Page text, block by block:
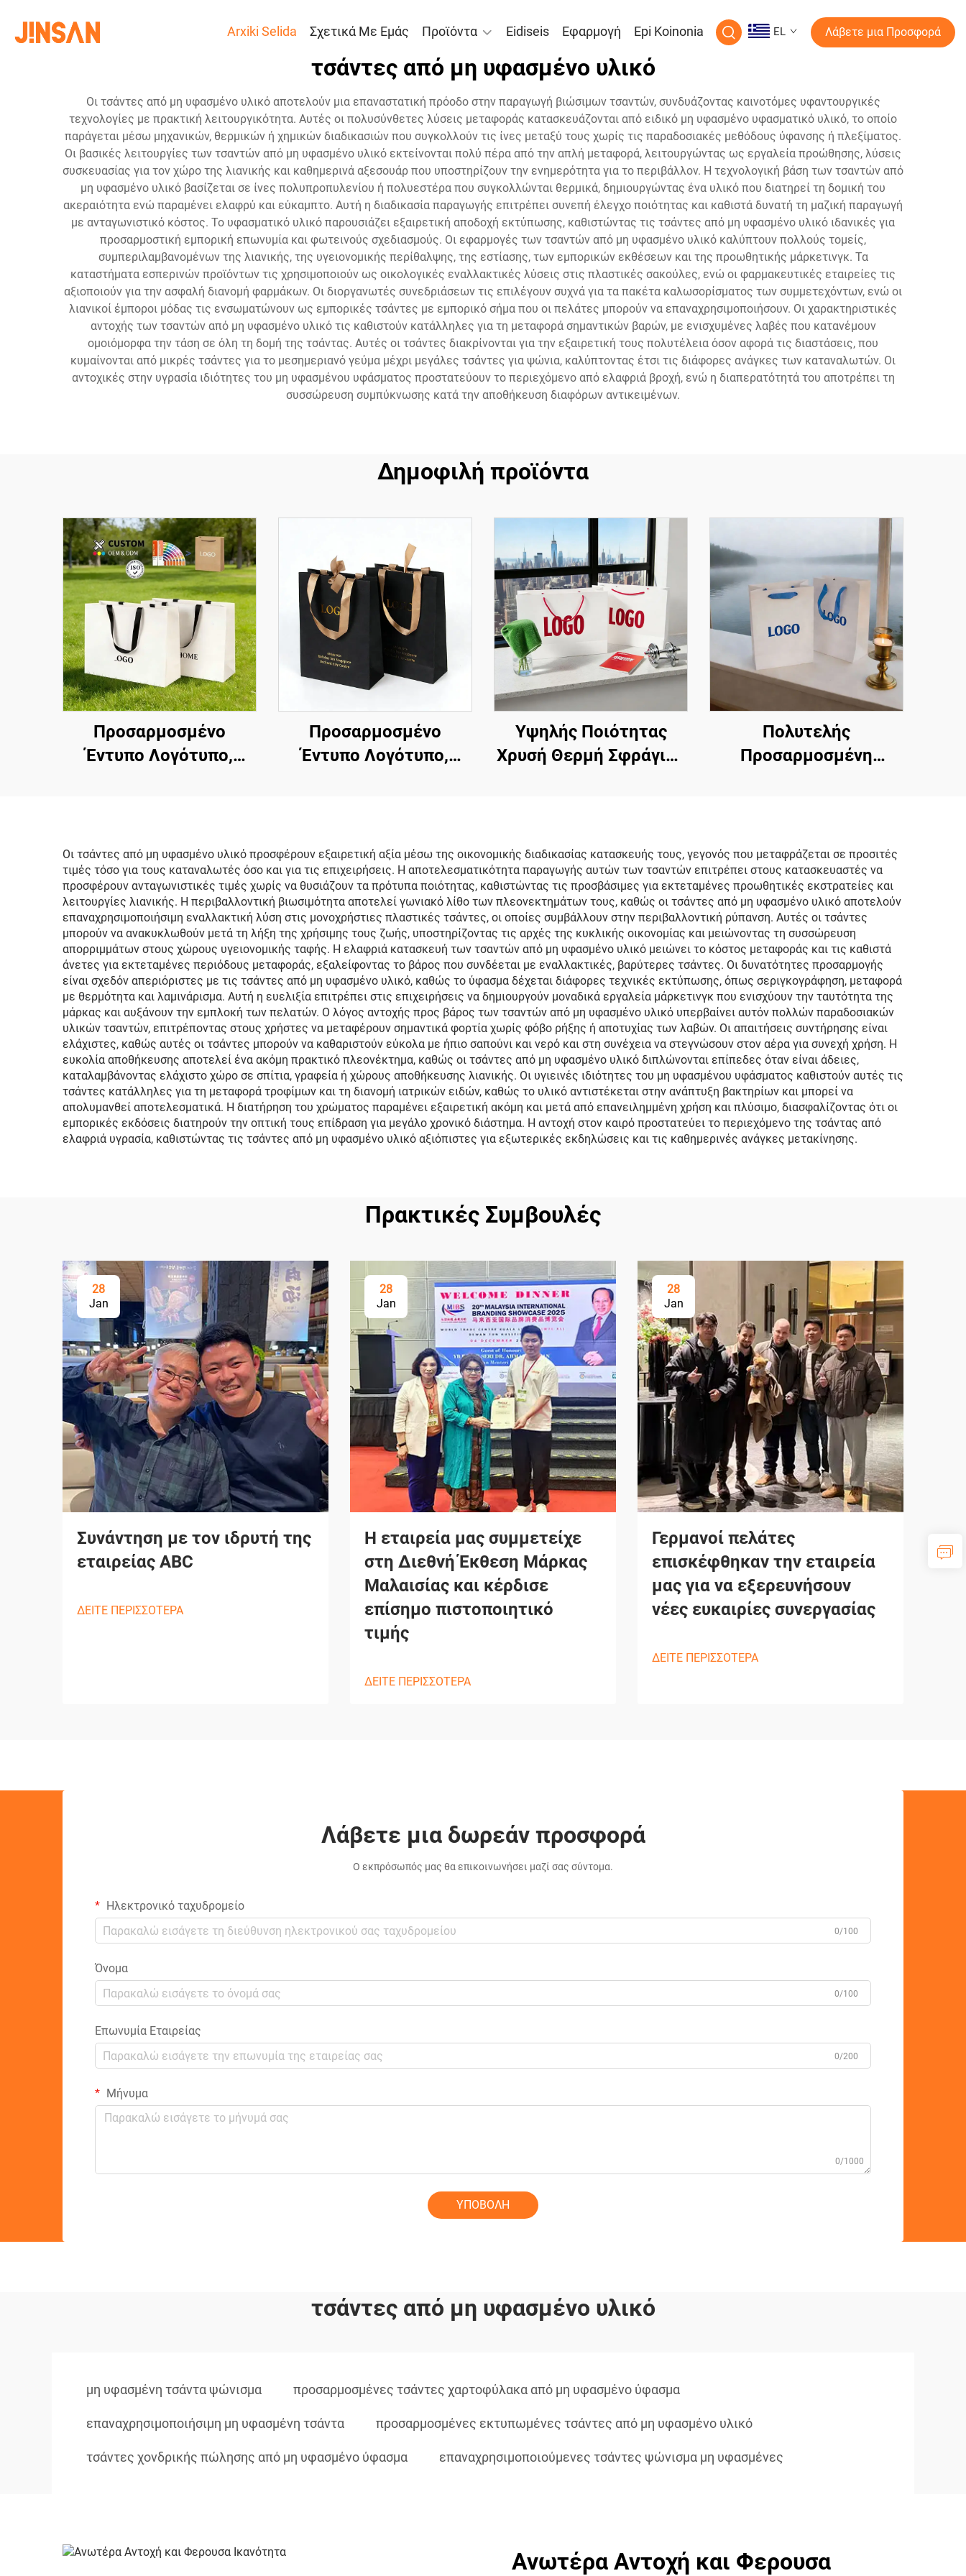
Arxiki Selida Σχετικά Με Εμάς Προϊόντα Eidiseis Εφαρμογή Epi Koinonia EL Λάβετε μια Προσφορά
τσάντες από μη υφασμένο υλικό
Οι τσάντες από μη υφασμένο υλικό αποτελούν μια επαναστατική πρόοδο στην παραγωγή βιώσιμων τσαντών, συνδυάζοντας καινοτόμες υφαντουργικές
τεχνολογίες με πρακτική λειτουργικότητα. Αυτές οι πολυσύνθετες λύσεις μεταφοράς κατασκευάζονται από ειδικό μη υφασμένο υφασματικό υλικό, το οποίο
παράγεται μέσω μηχανικών, θερμικών ή χημικών διαδικασιών που συγκολλούν τις ίνες μεταξύ τους χωρίς τις παραδοσιακές μεθόδους ύφανσης ή πλεξίματος.
Οι βασικές λειτουργίες των τσαντών από μη υφασμένο υλικό εκτείνονται πολύ πέρα από την απλή μεταφορά, λειτουργώντας ως εργαλεία προώθησης, λύσεις
συσκευασίας για τον χώρο της λιανικής και καθημερινά αξεσουάρ που υποστηρίζουν την ενημερότητα για το περιβάλλον. Η τεχνολογική βάση των τσαντών από
μη υφασμένο υλικό βασίζεται σε ίνες πολυπροπυλενίου ή πολυεστέρα που συγκολλώνται θερμικά, δημιουργώντας ένα υλικό που διατηρεί τη δομική του
ακεραιότητα ενώ παραμένει ελαφρύ και εύκαμπτο. Αυτή η διαδικασία παραγωγής επιτρέπει συνεπή έλεγχο ποιότητας και καθιστά δυνατή τη μαζική παραγωγή
με ανταγωνιστικό κόστος. Το υφασματικό υλικό παρουσιάζει εξαιρετική αποδοχή εκτύπωσης, καθιστώντας τις τσάντες από μη υφασμένο υλικό ιδανικές για
προσαρμοστική εμπορική επωνυμία και φωτεινούς σχεδιασμούς. Οι εφαρμογές των τσαντών από μη υφασμένο υλικό καλύπτουν πολλούς τομείς,
συμπεριλαμβανομένων της λιανικής, της υγειονομικής περίθαλψης, της εστίασης, των εμπορικών εκθέσεων και της προωθητικής μάρκετινγκ. Τα
καταστήματα εσπερινών προϊόντων τις χρησιμοποιούν ως οικολογικές εναλλακτικές λύσεις στις πλαστικές σακούλες, ενώ οι φαρμακευτικές εταιρείες τις
αξιοποιούν για την ασφαλή διανομή φαρμάκων. Οι διοργανωτές συνεδριάσεων τις επιλέγουν συχνά για τα πακέτα καλωσορίσματος των συμμετεχόντων, ενώ οι
λιανικοί έμποροι μόδας τις ενσωματώνουν ως εμπορικές τσάντες με εμπορικό σήμα που οι πελάτες μπορούν να επαναχρησιμοποιήσουν. Οι χαρακτηριστικές
αντοχής των τσαντών από μη υφασμένο υλικό τις καθιστούν κατάλληλες για τη μεταφορά σημαντικών βαρών, με ενισχυμένες λαβές που κατανέμουν
ομοιόμορφα την τάση σε όλη τη δομή της τσάντας. Αυτές οι τσάντες διακρίνονται για την εξαιρετική τους πολυτέλεια όσον αφορά τις διαστάσεις, που
κυμαίνονται από μικρές τσάντες για το μεσημεριανό γεύμα μέχρι μεγάλες τσάντες για ψώνια, καλύπτοντας έτσι τις διάφορες ανάγκες των καταναλωτών. Οι
αντοχικές στην υγρασία ιδιότητες του μη υφασμένου υφάσματος προστατεύουν το περιεχόμενο από ελαφριά βροχή, ενώ η διαπερατότητά του αποτρέπει τη
συσσώρευση συμπύκνωσης κατά την αποθήκευση διαφόρων αντικειμένων.
Δημοφιλή προϊόντα
Προσαρμοσμένο
Έντυπο Λογότυπο,
Συσκευασία
Κοσμημάτων και
Ρούχων
Προσαρμοσμένο
Έντυπο Λογότυπο,
Κορδόνι,
Προσαρμοσμένες
Τσάντες Ψώνισμα με
Λογότυπα
Υψηλής Ποιότητας
Χρυσή Θερμή Σφράγιση
Λαβή, Προσαρμοσμένες
Χαρτίνες Τσάντες
Ψώνισμα για Μπουτίκ
Πολυτελής
Προσαρμοσμένη
Πολυτελής Κατάστημα,
Προσαρμοσμένες Δώρο
Τσάντες Κοσμημάτων
Οι τσάντες από μη υφασμένο υλικό προσφέρουν εξαιρετική αξία μέσω της οικονομικής διαδικασίας κατασκευής τους, γεγονός που μεταφράζεται σε προσιτές
τιμές τόσο για τους καταναλωτές όσο και για τις επιχειρήσεις. Η αποτελεσματικότητα παραγωγής αυτών των τσαντών επιτρέπει στους κατασκευαστές να
προσφέρουν ανταγωνιστικές τιμές χωρίς να θυσιάζουν τα πρότυπα ποιότητας, καθιστώντας τις προσβάσιμες για εκτεταμένες προωθητικές εκστρατείες και
λειτουργίες λιανικής. Η περιβαλλοντική βιωσιμότητα αποτελεί γωνιακό λίθο των πλεονεκτημάτων τους, καθώς οι τσάντες από μη υφασμένο υλικό αποτελούν
επαναχρησιμοποιήσιμη εναλλακτική λύση στις μονοχρήστιες πλαστικές τσάντες, οι οποίες συμβάλλουν στην περιβαλλοντική ρύπανση. Αυτές οι τσάντες
μπορούν να ανακυκλωθούν μετά τη λήξη της χρήσιμης τους ζωής, υποστηρίζοντας τις αρχές της κυκλικής οικονομίας και μειώνοντας τη συσσώρευση
απορριμμάτων στους χώρους υγειονομικής ταφής. Η ελαφριά κατασκευή των τσαντών από μη υφασμένο υλικό μειώνει το κόστος μεταφοράς και τις καθιστά
άνετες για εκτεταμένες περιόδους μεταφοράς, εξαλείφοντας το βάρος που συνδέεται με εναλλακτικές, βαρύτερες τσάντες. Οι δυνατότητες προσαρμογής
είναι σχεδόν απεριόριστες με τις τσάντες από μη υφασμένο υλικό, καθώς το ύφασμα δέχεται διάφορες τεχνικές εκτύπωσης, όπως σεριγκογράφηση, μεταφορά
με θερμότητα και λαμινάρισμα. Αυτή η ευελιξία επιτρέπει στις επιχειρήσεις να δημιουργούν μοναδικά εργαλεία μάρκετινγκ που ενισχύουν την ταυτότητα της
μάρκας και αυξάνουν την εμπλοκή των πελατών. Ο λόγος αντοχής προς βάρος των τσαντών από μη υφασμένο υλικό υπερβαίνει αυτόν πολλών παραδοσιακών
υλικών τσαντών, επιτρέποντας στους χρήστες να μεταφέρουν σημαντικά φορτία χωρίς φόβο ρήξης ή αποτυχίας των λαβών. Οι απαιτήσεις συντήρησης είναι
ελάχιστες, καθώς αυτές οι τσάντες μπορούν να καθαριστούν εύκολα με ήπιο σαπούνι και νερό και στη συνέχεια να στεγνώσουν στον αέρα για συνεχή χρήση. Η
ευκολία αποθήκευσης αποτελεί ένα ακόμη πρακτικό πλεονέκτημα, καθώς οι τσάντες από μη υφασμένο υλικό διπλώνονται επίπεδες όταν είναι άδειες,
καταλαμβάνοντας ελάχιστο χώρο σε σπίτια, γραφεία ή χώρους αποθήκευσης λιανικής. Οι υγιεινές ιδιότητες του μη υφασμένου υφάσματος καθιστούν αυτές τις
τσάντες κατάλληλες για τη μεταφορά τροφίμων και τη διανομή ιατρικών ειδών, καθώς το υλικό αντιστέκεται στην ανάπτυξη βακτηρίων και μπορεί να
απολυμανθεί αποτελεσματικά. Η διατήρηση του χρώματος παραμένει εξαιρετική ακόμη και μετά από επανειλημμένη χρήση και πλύσιμο, διασφαλίζοντας ότι οι
εμπορικές εκδόσεις διατηρούν την οπτική τους επίδραση για μεγάλο χρονικό διάστημα. Η αντοχή στον καιρό προστατεύει το περιεχόμενο της τσάντας από
ελαφριά υγρασία, καθιστώντας τις τσάντες από μη υφασμένο υλικό αξιόπιστες για εξωτερικές εκδηλώσεις και τις καθημερινές ανάγκες μετακίνησης.
Πρακτικές Συμβουλές
28
Jan
Συνάντηση με τον ιδρυτή της
εταιρείας ABC
ΔΕΙΤΕ ΠΕΡΙΣΣΟΤΕΡΑ
28
Jan
Η εταιρεία μας συμμετείχε
στη Διεθνή Έκθεση Μάρκας
Μαλαισίας και κέρδισε
επίσημο πιστοποιητικό
τιμής
ΔΕΙΤΕ ΠΕΡΙΣΣΟΤΕΡΑ
28
Jan
Γερμανοί πελάτες
επισκέφθηκαν την εταιρεία
μας για να εξερευνήσουν
νέες ευκαιρίες συνεργασίας
ΔΕΙΤΕ ΠΕΡΙΣΣΟΤΕΡΑ
Λάβετε μια δωρεάν προσφορά
Ο εκπρόσωπός μας θα επικοινωνήσει μαζί σας σύντομα.
Ηλεκτρονικό ταχυδρομείο
0/100
Όνομα
0/100
Επωνυμία Εταιρείας
0/200
Μήνυμα
0/1000
ΥΠΟΒΟΛΗ
τσάντες από μη υφασμένο υλικό
μη υφασμένη τσάντα ψώνισμα προσαρμοσμένες τσάντες χαρτοφύλακα από μη υφασμένο ύφασμα
επαναχρησιμοποιήσιμη μη υφασμένη τσάντα προσαρμοσμένες εκτυπωμένες τσάντες από μη υφασμένο υλικό
τσάντες χονδρικής πώλησης από μη υφασμένο ύφασμα επαναχρησιμοποιούμενες τσάντες ψώνισμα μη υφασμένες
Ανωτέρα Αντοχή και Φερουσα